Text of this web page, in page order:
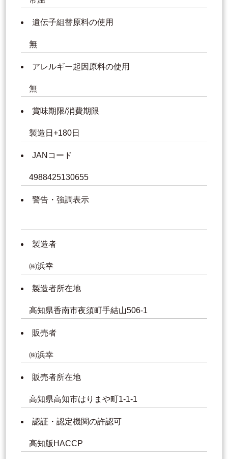
遺伝子組替原料の使用
無
アレルギー起因原料の使用
無
賞味期限/消費期限
製造日+180日
JANコード
4988425130655
警告・強調表示
製造者
㈱浜幸
製造者所在地
高知県香南市夜須町手結山506-1
販売者
㈱浜幸
販売者所在地
高知県高知市はりまや町1-1-1
認証・認定機関の許認可
高知版HACCP